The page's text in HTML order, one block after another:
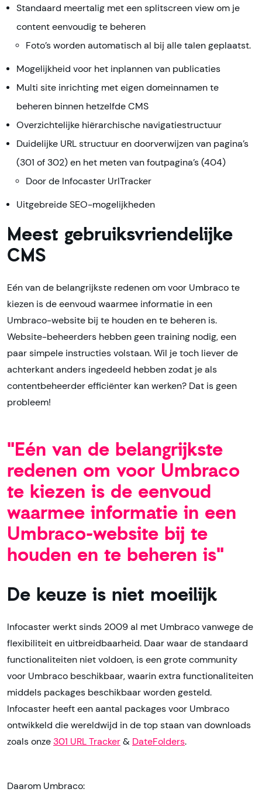
Standaard meertalig met een splitscreen view om je
content eenvoudig te beheren
Foto’s worden automatisch al bij alle talen geplaatst.
Mogelijkheid voor het inplannen van publicaties
Multi site inrichting met eigen domeinnamen te
beheren binnen hetzelfde CMS
Overzichtelijke hiërarchische navigatiestructuur
Duidelijke URL structuur en doorverwijzen van pagina’s
(301 of 302) en het meten van foutpagina’s (404)
Door de Infocaster UrlTracker
Uitgebreide SEO-mogelijkheden
Meest gebruiksvriendelijke
CMS
Eén van de belangrijkste redenen om voor Umbraco te
kiezen is de eenvoud waarmee informatie in een
Umbraco-website bij te houden en te beheren is.
Website-beheerders hebben geen training nodig, een
paar simpele instructies volstaan. Wil je toch liever de
achterkant anders ingedeeld hebben zodat je als
contentbeheerder efficiënter kan werken? Dat is geen
probleem!
"Eén van de belangrijkste
redenen om voor Umbraco
te kiezen is de eenvoud
waarmee informatie in een
Umbraco-website bij te
houden en te beheren is"
De keuze is niet moeilijk
Infocaster werkt sinds 2009 al met Umbraco vanwege de
flexibiliteit en uitbreidbaarheid. Daar waar de standaard
functionaliteiten niet voldoen, is een grote community
voor Umbraco beschikbaar, waarin extra functionaliteiten
middels packages beschikbaar worden gesteld.
Infocaster heeft een aantal packages voor Umbraco
ontwikkeld die wereldwijd in de top staan van downloads
zoals onze 301 URL Tracker & DateFolders.
Daarom Umbraco: